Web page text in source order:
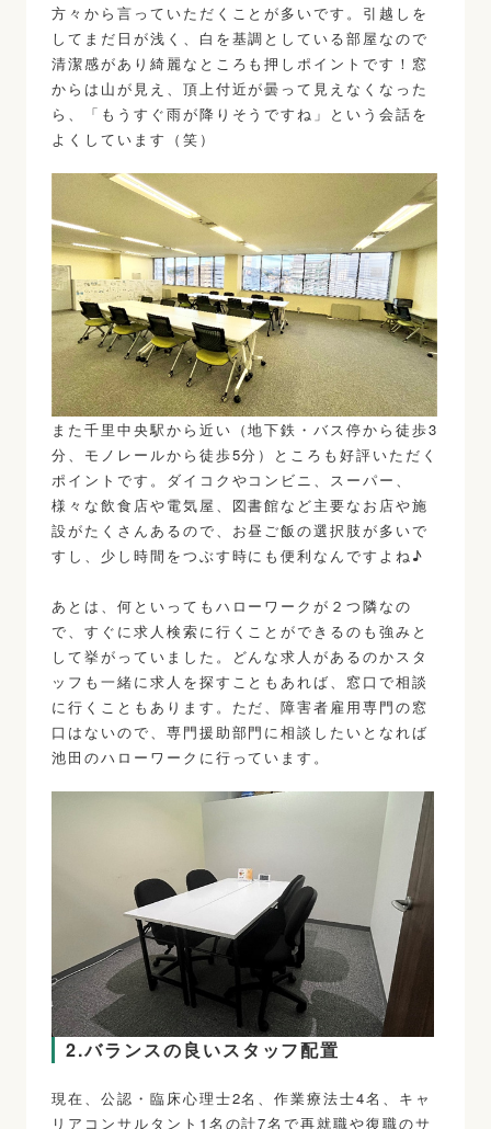
方々から言っていただくことが多いです。引越しを
してまだ日が浅く、白を基調としている部屋なので
清潔感があり綺麗なところも押しポイントです！窓
からは山が見え、頂上付近が曇って見えなくなった
ら、「もうすぐ雨が降りそうですね」という会話を
よくしています（笑）
また千里中央駅から近い（地下鉄・バス停から徒歩3
分、モノレールから徒歩5分）ところも好評いただく
ポイントです。ダイコクやコンビニ、スーパー、
様々な飲食店や電気屋、図書館など主要なお店や施
設がたくさんあるので、お昼ご飯の選択肢が多いで
すし、少し時間をつぶす時にも便利なんですよね♪
あとは、何といってもハローワークが２つ隣なの
で、すぐに求人検索に行くことができるのも強みと
して挙がっていました。どんな求人があるのかスタ
ッフも一緒に求人を探すこともあれば、窓口で相談
に行くこともあります。ただ、障害者雇用専門の窓
口はないので、専門援助部門に相談したいとなれば
池田のハローワークに行っています。
2.バランスの良いスタッフ配置
現在、公認・臨床心理士2名、作業療法士4名、キャ
リアコンサルタント1名の計7名で再就職や復職のサ